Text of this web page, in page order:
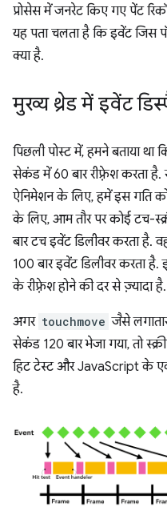
प्रोसेस में जनरेट किए गए पेंट
यह पता चलता है कि इवेंट जिस
क्या है.
मुख्य थ्रेड में इवेंट
पिछली पोस्ट में, हमने बताया था
सेकंड में 60 बार रीफ़्रेश करता है.
ऐनिमेशन के लिए, हमें इस गति
के लिए, आम तौर पर कोई टच-
बार टच इवेंट डिलीवर करता है.
100 बार इवेंट डिलीवर करता है.
के रीफ़्रेश होने की दर से ज़्यादा है.
अगर touchmove जैसे
सेकंड 120 बार भेजा गया, तो
हिट टेस्ट और JavaScript के
है.